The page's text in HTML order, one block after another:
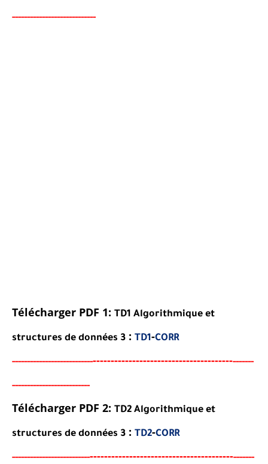
----------------------------
Télécharger PDF 1: TD1 Algorithmique et
structures de données 3 : TD1-CORR
-------------------------------------------------------------------------
--------------------------
Télécharger PDF 2: TD2 Algorithmique et
structures de données 3 : TD2-CORR
-------------------------------------------------------------------------